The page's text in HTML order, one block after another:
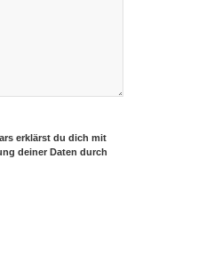
erklärst du dich mit
deiner Daten durch